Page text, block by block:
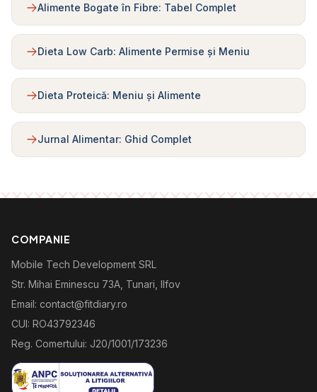
Alimente Bogate în Fibre: Tabel Complet
Dieta Low Carb: Alimente Permise și Meniu
Dieta Proteică: Meniu și Alimente
Jurnal Alimentar: Ghid Complet
COMPANIE
Mobile Tech Development SRL
Str. Mihai Eminescu 73A, Tunari, Ilfov
Email: contact@fitdiary.ro
CUI: RO43792346
Reg. Comertului: J20/1001/173236